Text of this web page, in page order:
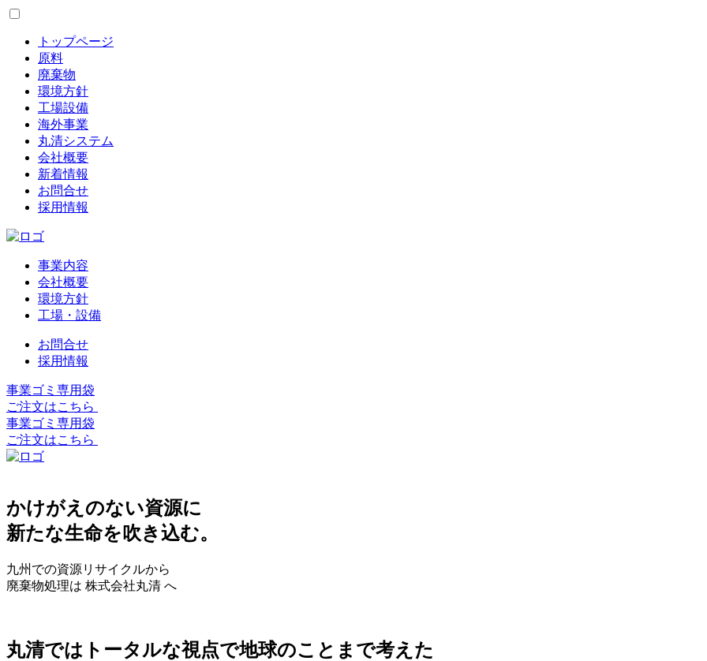
トップページ
原料
廃棄物
環境方針
工場設備
海外事業
丸清システム
会社概要
新着情報
お問合せ
採用情報
事業内容
会社概要
環境方針
工場・設備
お問合せ
採用情報
事業ゴミ専用袋
ご注文はこちら
事業ゴミ専用袋
ご注文はこちら
かけがえのない資源に
新たな生命を吹き込む。
九州での資源リサイクルから
廃棄物処理は 株式会社丸清 へ
丸清ではトータルな視点で地球のことまで考えた